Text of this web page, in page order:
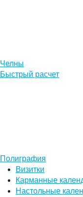
Челны
Быстрый расчет
Полиграфия
Визитки
Карманные
Настольные